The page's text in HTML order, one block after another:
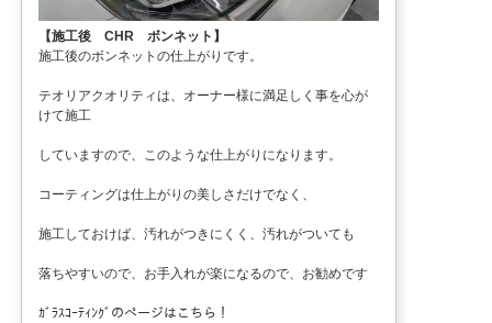
【施工後 CHR ボンネット】
施工後のボンネットの仕上がりです。
テオリアクオリティは、オーナー様に満足しく事を心が
けて施工
していますので、このような仕上がりになります。
コーティングは仕上がりの美しさだけでなく、
施工しておけば、汚れがつきにくく、汚れがついても
落ちやすいので、お手入れが楽になるので、お勧めです
ｶﾞﾗｽｺｰﾃｨﾝｸﾞのぺージはこちら！